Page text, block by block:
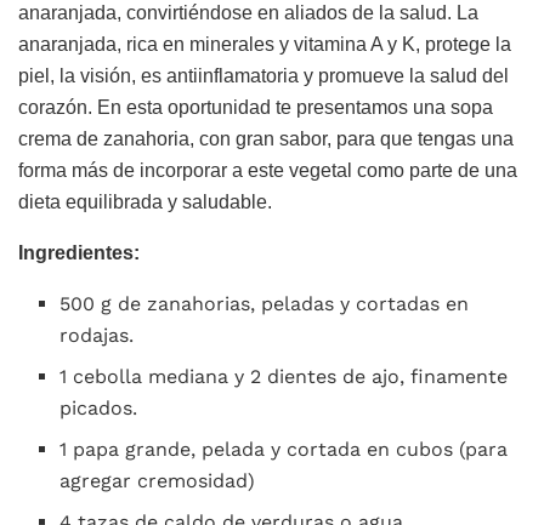
anaranjada, convirtiéndose en aliados de la salud. La
anaranjada, rica en minerales y vitamina A y K, protege la
piel, la visión, es antiinflamatoria y promueve la salud del
corazón. En esta oportunidad te presentamos una sopa
crema de zanahoria, con gran sabor, para que tengas una
forma más de incorporar a este vegetal como parte de una
dieta equilibrada y saludable.
Ingredientes:
500 g de zanahorias, peladas y cortadas en
rodajas.
1 cebolla mediana y 2 dientes de ajo, finamente
picados.
1 papa grande, pelada y cortada en cubos (para
agregar cremosidad)